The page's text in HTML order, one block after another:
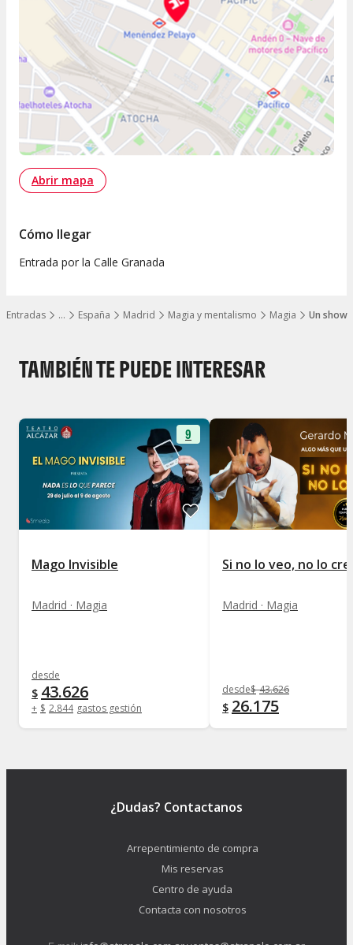
…
Mostrar todos los niveles
Entradas España Madrid Magia y mentalismo Magia Un show
Abrir mapa
Cómo llegar
Entrada por la Calle Granada
TAMBIÉN TE PUEDE INTERESAR
9
Mago Invisible
Madrid · Magia
desde
$ 43.626
+ $ 2.844 gastos gestión
Si no lo veo, no lo
Madrid · Magia
desde$ 43.626
$ 26.175
¿Dudas? Contactanos
Arrepentimiento de compra
Mis reservas
Centro de ayuda
Contacta con nosotros